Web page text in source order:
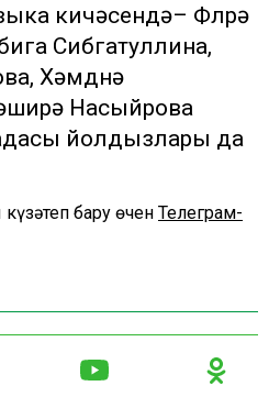
кичәсендә– Флүрә
Сибгатуллина,
Хәмдүнә
Насыйрова
йолдызлары да
бару өчен Телеграм-